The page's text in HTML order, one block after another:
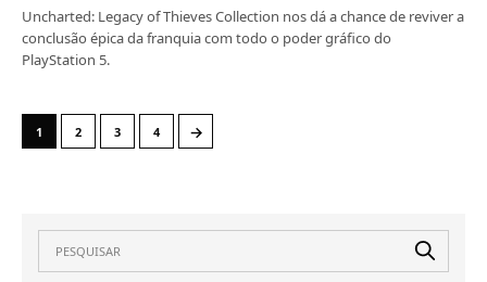
Uncharted: Legacy of Thieves Collection nos dá a chance de reviver a
conclusão épica da franquia com todo o poder gráfico do
PlayStation 5.
1 2 3 4 →